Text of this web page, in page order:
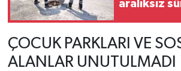
aralıksız
ÇOCUK PARKLARI VE
ALANLAR UNUTULMADI